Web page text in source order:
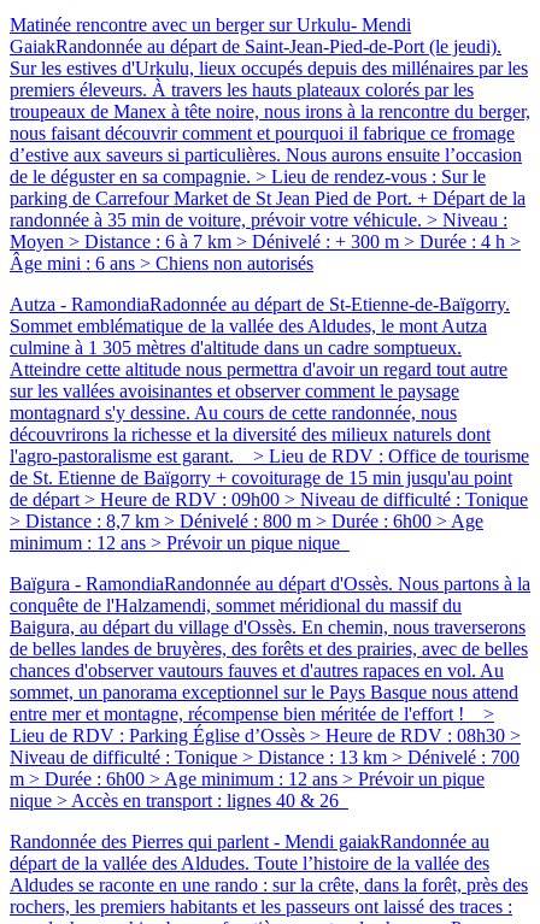
Matinée rencontre avec un berger sur Urkulu- Mendi
GaiakRandonnée au départ de Saint-Jean-Pied-de-Port (le jeudi).
Sur les estives d'Urkulu, lieux occupés depuis des millénaires par les
premiers éleveurs. À travers les hauts plateaux colorés par les
troupeaux de Manex à tête noire, nous irons à la rencontre du berger,
nous faisant découvrir comment et pourquoi il fabrique ce fromage
d’estive aux saveurs si particulières. Nous aurons ensuite l’occasion
de le déguster en sa compagnie. > Lieu de rendez-vous : Sur le
parking de Carrefour Market de St Jean Pied de Port. + Départ de la
randonnée à 35 min de voiture, prévoir votre véhicule. > Niveau :
Moyen > Distance : 6 à 7 km > Dénivelé : + 300 m > Durée : 4 h >
Âge mini : 6 ans > Chiens non autorisés
Autza - RamondiaRadonnée au départ de St-Etienne-de-Baïgorry.
Sommet emblématique de la vallée des Aldudes, le mont Autza
culmine à 1 305 mètres d'altitude dans un cadre somptueux.
Atteindre cette altitude nous permettra d'avoir un regard tout autre
sur les vallées avoisinantes et observer comment le paysage
montagnard s'y dessine. Au cours de cette randonnée, nous
découvrirons la richesse et la diversité des milieux naturels dont
l'agro-pastoralisme est garant. > Lieu de RDV : Office de tourisme
de St. Etienne de Baïgorry + covoiturage de 15 min jusqu'au point
de départ > Heure de RDV : 09h00 > Niveau de difficulté : Tonique
> Distance : 8,7 km > Dénivelé : 800 m > Durée : 6h00 > Age
minimum : 12 ans > Prévoir un pique nique
Baïgura - RamondiaRandonnée au départ d'Ossès. Nous partons à la
conquête de l'Halzamendi, sommet méridional du massif du
Baigura, au départ du village d'Ossès. En chemin, nous traverserons
de belles landes de bruyères, des forêts et des prairies, avec de belles
chances d'observer vautours fauves et d'autres rapaces en vol. Au
sommet, un panorama exceptionnel sur le Pays Basque nous attend
entre mer et montagne, récompense bien méritée de l'effort ! >
Lieu de RDV : Parking Église d’Ossès > Heure de RDV : 08h30 >
Niveau de difficulté : Tonique > Distance : 13 km > Dénivelé : 700
m > Durée : 6h00 > Age minimum : 12 ans > Prévoir un pique
nique > Accès en transport : lignes 40 & 26
Randonnée des Pierres qui parlent - Mendi gaiakRandonnée au
départ de la vallée des Aldudes. Toute l’histoire de la vallée des
Aldudes se raconte en une rando : sur la crête, dans la forêt, près des
rochers, les premiers habitants et les passeurs ont laissé des traces :